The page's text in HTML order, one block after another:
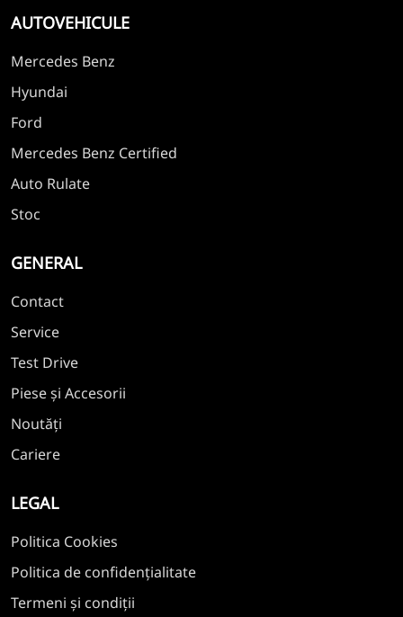
AUTOVEHICULE
Mercedes Benz
Hyundai
Ford
Mercedes Benz Certified
Auto Rulate
Stoc
GENERAL
Contact
Service
Test Drive
Piese și Accesorii
Noutăți
Cariere
LEGAL
Politica Cookies
Politica de confidențialitate
Termeni și condiții